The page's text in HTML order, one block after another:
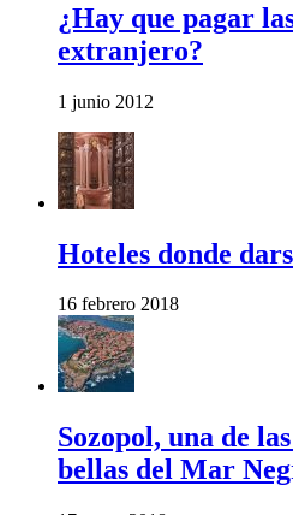
¿Hay que pagar
extranjero?
1 junio 2012
Hoteles donde
16 febrero 2018
Sozopol, una de
bellas del Mar